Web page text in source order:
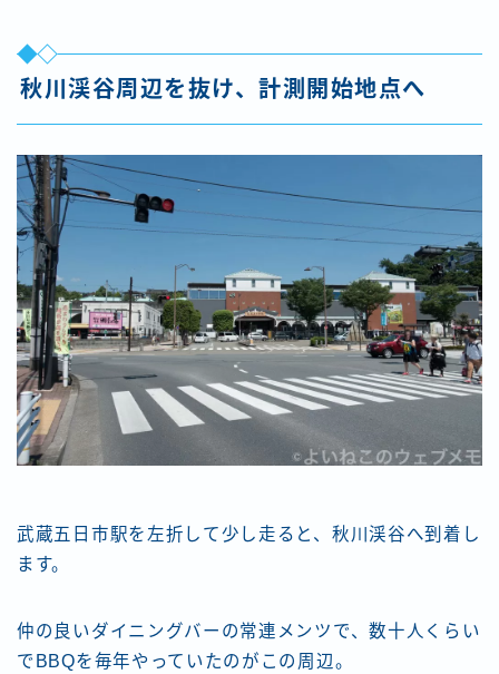
秋川渓谷周辺を抜け、計測開始地点へ
武蔵五日市駅を左折して少し走ると、秋川渓谷へ到着し
ます。
仲の良いダイニングバーの常連メンツで、数十人くらい
でBBQを毎年やっていたのがこの周辺。